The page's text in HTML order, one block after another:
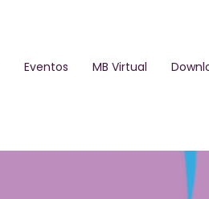
Eventos MB Virtual